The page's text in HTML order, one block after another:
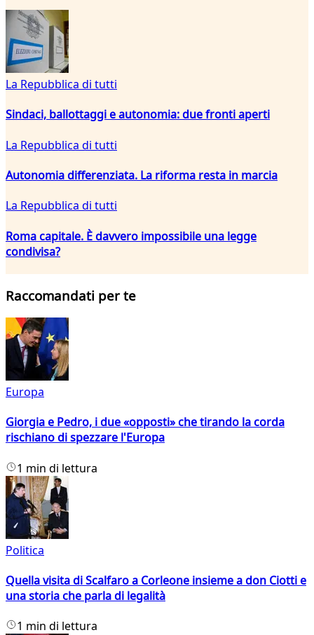
La Repubblica di tutti
Sindaci, ballottaggi e autonomia: due fronti aperti
La Repubblica di tutti
Autonomia differenziata. La riforma resta in marcia
La Repubblica di tutti
Roma capitale. È davvero impossibile una legge
condivisa?
Raccomandati per te
Europa
Giorgia e Pedro, i due «opposti» che tirando la corda
rischiano di spezzare l'Europa
1 min di lettura
Politica
Quella visita di Scalfaro a Corleone insieme a don Ciotti e
una storia che parla di legalità
1 min di lettura